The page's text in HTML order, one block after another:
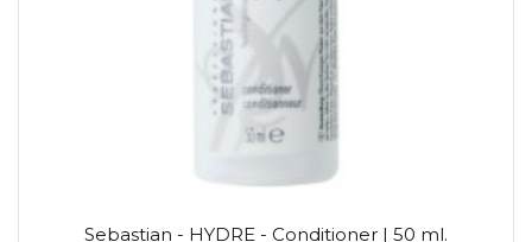
Sebastian - HYDRE - Conditioner | 50 ml.